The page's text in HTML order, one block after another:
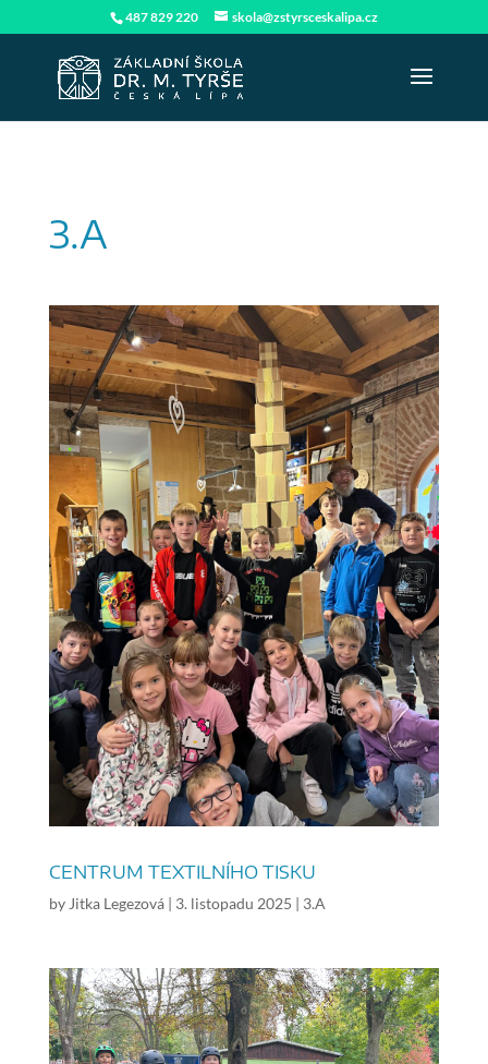
487 829 220 skola@zstyrsceskalipa.cz
3.A
CENTRUM TEXTILNÍHO TISKU
by Jitka Legezová| 3. listopadu 2025 | 3.A